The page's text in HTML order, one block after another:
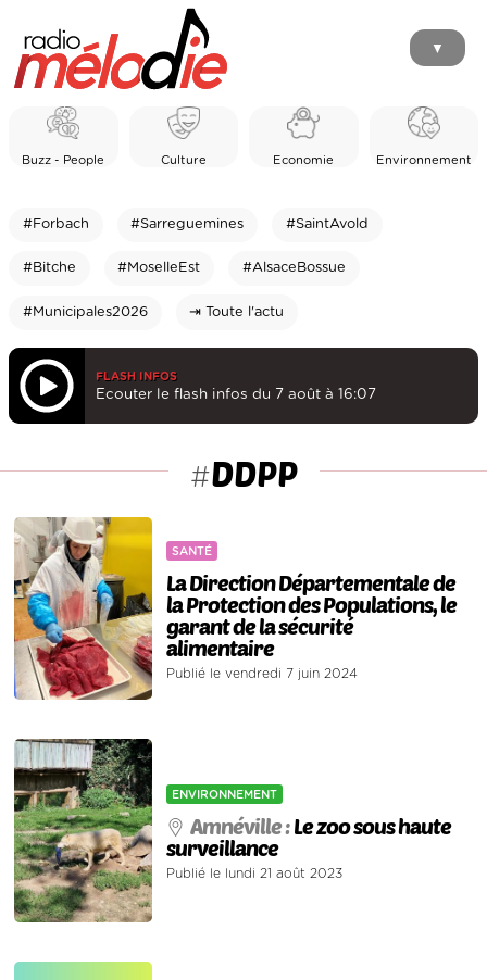
▼
Buzz - People Culture Economie Environnement
#Forbach #Sarreguemines #SaintAvold
#Bitche #MoselleEst #AlsaceBossue
#Municipales2026 ⇥ Toute l'actu
FLASH INFOS
Ecouter le flash infos du 7 août à 16:07
#DDPP
SANTÉ
La Direction Départementale de
la Protection des Populations, le
garant de la sécurité
alimentaire
Publié le vendredi 7 juin 2024
ENVIRONNEMENT
Amnéville :Le zoo sous haute
surveillance
Publié le lundi 21 août 2023